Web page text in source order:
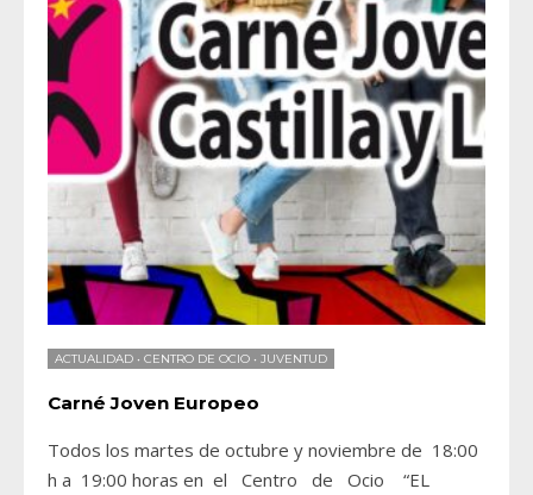
ACTUALIDAD • CENTRO DE OCIO • JUVENTUD
Carné Joven Europeo
Todos los martes de octubre y noviembre de 18:00
h a 19:00 horas en el Centro de Ocio “EL